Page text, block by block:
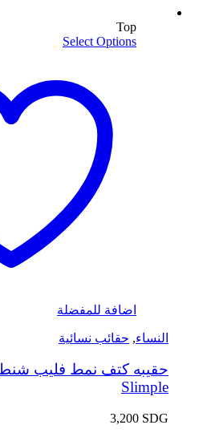
Top
Select Options
اضافة للمفضلة
النساء, حقائب نسائية
Slimple
3,200 SDG